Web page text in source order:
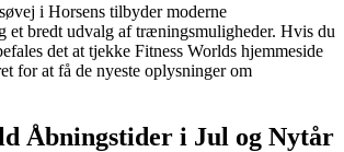
i Horsens tilbyder moderne
et bredt udvalg af træningsmuligheder. Hvis du
det at tjekke Fitness Worlds hjemmeside
for at få de nyeste oplysninger om
Åbningstider i Jul og Nytår